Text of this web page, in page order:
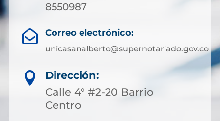
8550987
 Correo electrónico:
unicasanalberto@supernotariado.gov.co

Dirección:
Calle 4° #2-20 Barrio
Centro